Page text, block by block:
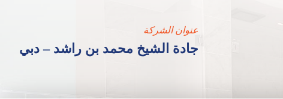
عنوان الشركة
جادة الشيخ محمد بن راشد – دبي